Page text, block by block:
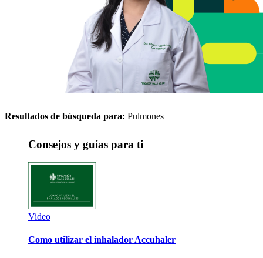
Resultados de búsqueda para: Pulmones
Consejos y guías para ti
Video
Como utilizar el inhalador Accuhaler